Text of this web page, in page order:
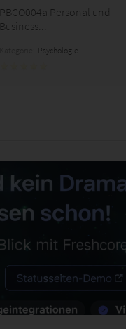
PBCO004a Personal und
Business...
Psychologie